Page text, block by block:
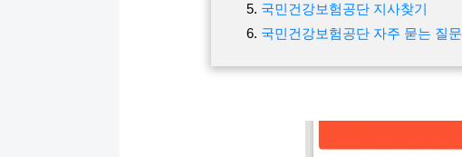
국민건강보험공단 지사찾기
국민건강보험공단 자주 묻는 질문